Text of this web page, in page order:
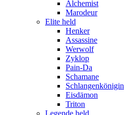
Alchemist
Marodeur
Elite held
Henker
Assassine
Werwolf
Zyklop
Pain-Da
Schamane
Schlangenkönigin
Eisdämon
Triton